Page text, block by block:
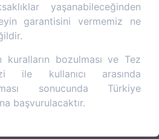
yaşanabileceğinden
garantisini vermemiz ne
kuralların bozulması ve Tez
ile kullanıcı arasında
sonucunda Türkiye
başvurulacaktır.